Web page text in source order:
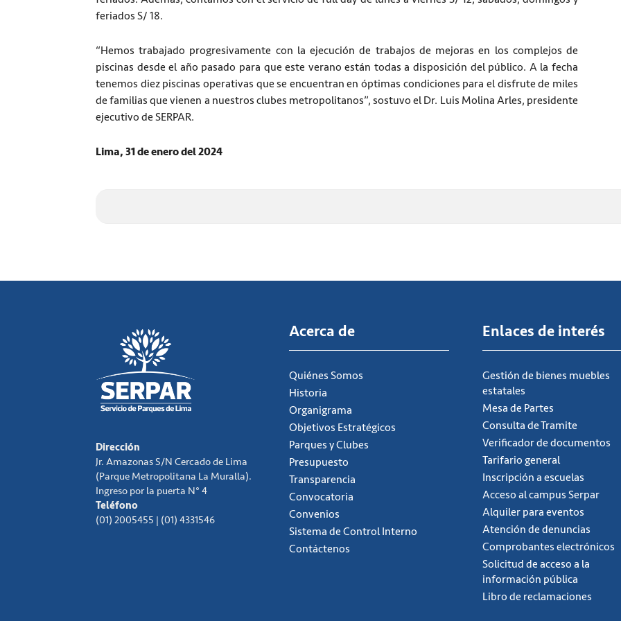
feriados S/ 18.
“Hemos trabajado progresivamente con la ejecución de trabajos de mejoras en los complejos de
piscinas desde el año pasado para que este verano están todas a disposición del público. A la fecha
tenemos diez piscinas operativas que se encuentran en óptimas condiciones para el disfrute de miles
de familias que vienen a nuestros clubes metropolitanos”, sostuvo el Dr. Luis Molina Arles, presidente
ejecutivo de SERPAR.
Lima, 31 de enero del 2024
Dirección
Jr. Amazonas S/N Cercado de Lima
(Parque Metropolitana La Muralla).
Ingreso por la puerta N° 4
Teléfono
(01) 2005455 | (01) 4331546
Acerca de
Quiénes Somos
Historia
Organigrama
Objetivos Estratégicos
Parques y Clubes
Presupuesto
Transparencia
Convocatoria
Convenios
Sistema de Control Interno
Contáctenos
Enlaces de interés
Gestión de bienes muebles
estatales
Mesa de Partes
Consulta de Tramite
Verificador de documentos
Tarifario general
Inscripción a escuelas
Acceso al campus Serpar
Alquiler para eventos
Atención de denuncias
Comprobantes electrónicos
Solicitud de acceso a la
información pública
Libro de reclamaciones